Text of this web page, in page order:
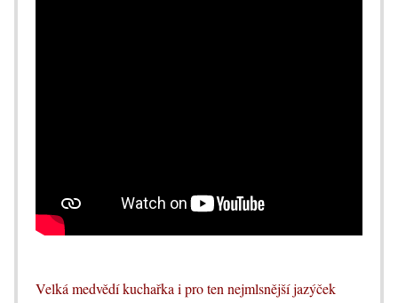
Velká medvědí kuchařka i pro ten nejmlsnější jazýček